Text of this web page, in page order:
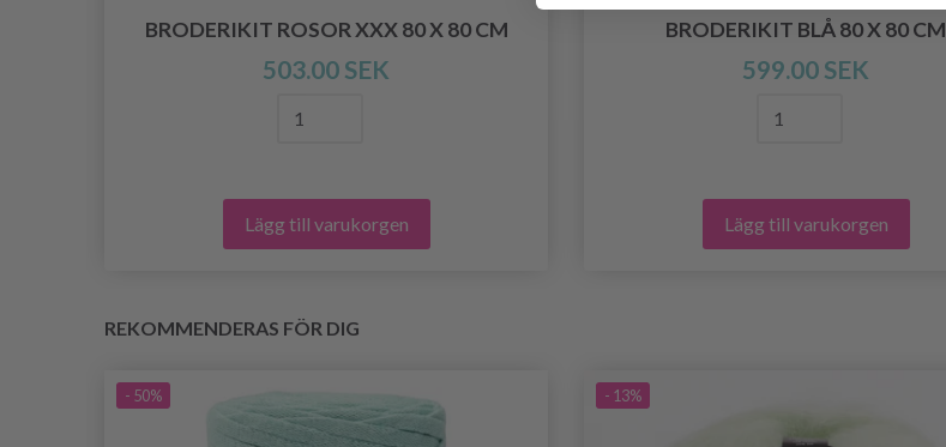
BRODERIKIT ROSOR XXX 80 X 80 CM
503.00 SEK
Lägg till varukorgen
BRODERIKIT BLÅ 80 X 80 CM
599.00 SEK
Lägg till varukorgen
REKOMMENDERAS FÖR DIG
- 50% - 13%